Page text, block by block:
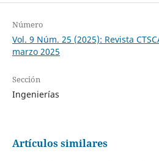
Número
Vol. 9 Núm. 25 (2025): Revista
marzo 2025
Sección
Ingenierías
Artículos similares